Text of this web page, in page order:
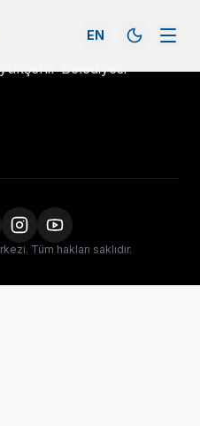
EN
Tüm hakları saklıdır.